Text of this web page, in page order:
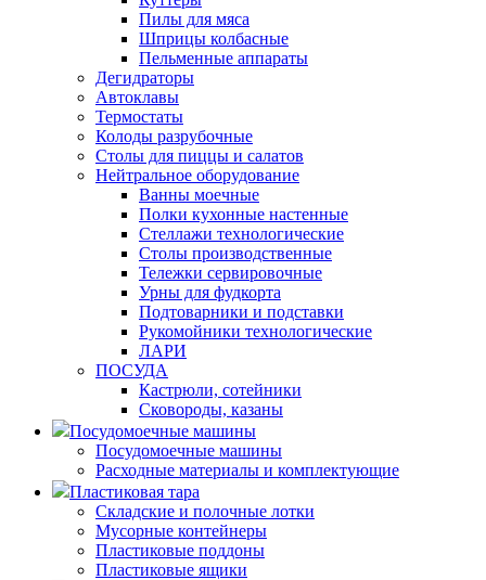
Пилы для мяса
Шприцы колбасные
Пельменные аппараты
Дегидраторы
Автоклавы
Термостаты
Колоды разрубочные
Столы для пиццы и салатов
Нейтральное оборудование
Ванны моечные
Полки кухонные настенные
Стеллажи технологические
Столы производственные
Тележки сервировочные
Урны для фудкорта
Подтоварники и подставки
Рукомойники технологические
ЛАРИ
ПОСУДА
Кастрюли, сотейники
Сковороды, казаны
Посудомоечные машины
Посудомоечные машины
Расходные материалы и комплектующие
Пластиковая тара
Складские и полочные лотки
Мусорные контейнеры
Пластиковые поддоны
Пластиковые ящики